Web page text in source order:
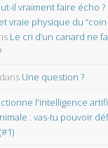
il vraiment faire écho ?
vraie physique du
Le cri d’un canard ne
dans Une question ?
l'intelligence
: vas-tu pouvoir